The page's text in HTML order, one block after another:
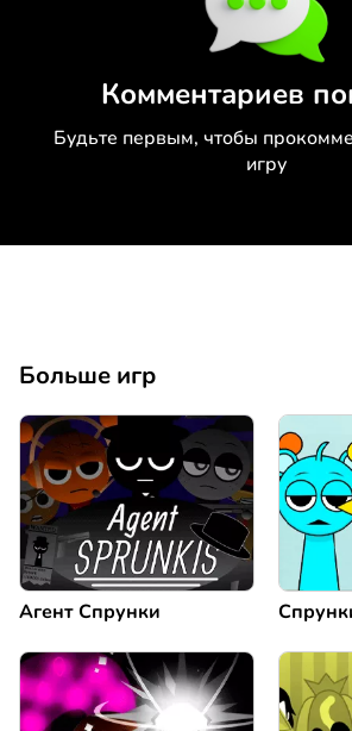
Комментариев
Будьте первым, чтобы
игру
Больше игр
Агент Спрунки